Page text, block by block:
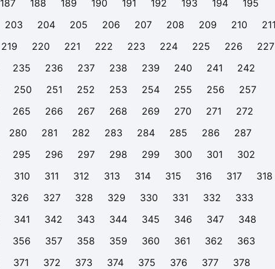
187 188 189 190 191 192 193 194
195
203 204 205 206 207 208 209 210
219 220 221 222 223 224 225 226
227
235 236 237 238 239 240 241
242
250 251 252 253 254 255 256
257
265 266 267 268 269 270 271
272
280 281 282 283 284 285 286
287
295 296 297 298 299 300 301
302
310 311 312 313 314 315 316 317
318
326 327 328 329 330 331 332
333
341 342 343 344 345 346 347
348
356 357 358 359 360 361 362
363
371 372 373 374 375 376 377 378